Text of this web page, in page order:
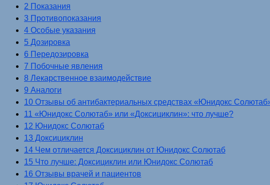
2 Показания
3 Противопоказания
4 Особые указания
5 Дозировка
6 Передозировка
7 Побочные явления
8 Лекарственное взаимодействие
9 Аналоги
10 Отзывы об антибактериальных средствах «Юнидокс
11 «Юнидокс Солютаб» или «Доксициклин»: что лучше?
12 Юнидокс Солютаб
13 Доксициклин
14 Чем отличается Доксициклин от Юнидокс Солютаб
15 Что лучше: Доксициклин или Юнидокс Солютаб
16 Отзывы врачей и пациентов